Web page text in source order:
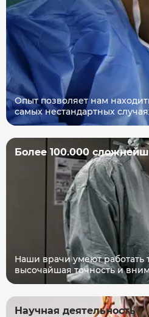
Опыт позволяет нам
самых нестандартных
Более 100.000
Наши врачи умеют работать
высочайшая точность и
Научная деятельность